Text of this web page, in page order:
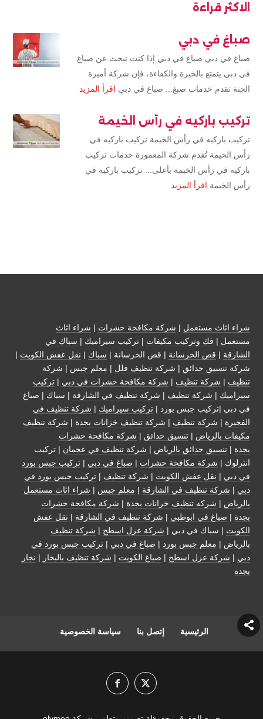
الاكثر قراءة
صباغ في دبي
صباغ في دبي صباغ في دبي إذا كنت تبحث عن صباغ
في دبي يتمتع بالخبرة والكفاءة، فإن شركة أميرة
الجنة تقدم خدمات صبغ... صباغ في دبي اقرأ المزيد
تركيب باركيه في رأس الخيمة
تركيب باركيه في رأس الخيمة تركيب باركيه في
رأس الخيمة تُقدم شركة المعمورة خدمات تركيب
باركيه في رأس الخيمة بأعلى... تركيب باركيه في
رأس الخيمة اقرأ المزيد
شراء اثاث مستعمل | شركة مكافحة حشرات | شراء اثاث
مستعمل | فك وتركيب مكيفات | تركيب سيراميك | سباك في
الشارقة | قص الخرسانة | قص الخرسانة | سباك | نقل عفش الكويت |
شركة تنسيق حدائق | شركة تنظيف فلل | معلم جبس | شركة
تنظيف | شركة تنظيف | شركة مكافحة حشرات في دبي | تركيب
سيراميك | شركة تنظيف | شركة تنظيف في الشارقة | سباك | صباغ
في دبي |تركيب جبس بورد | تركيب سيراميك | شركة تنظيف في
الفجيرة | شركة تنظيف | شركة تنظيف خزانات بجدة | شركة تنظيف
مكيفات بالرياض | تنسيق حدائق | شركة مكافحة حشرات
بجدة | تنسيق حدائق بالرياض | شركة تنظيف في عجمان | تركيب
انترلوك | شركة مكافحة حشرات | صباغ في دبي | تركيب جبس بورد
في دبي | نقل عفش الكويت | شركة تنظيف | تركيب جبس بورد في
دبي | شركة تنظيف في الشارقة | معلم جبس | شراء اثاث مستعمل
بالرياض | شركه تنظيف خزانات بجدة | شركة مكافحة حشرات
بجدة | صباغ في ابوظبي | شركة تنظيف في الشارقة | نقل عفش
الكويت | سباك في دبي | شركة عزل اسطح | شركة تنظيف
بالرياض | معلم جبس بورد | صباغ في دبي | تركيب جبس بورد في
دبي | شركة عزل اسطح | صباغ الكويت | شركة تنظيف بالبخار | نجار
بجدة
الرئيسية إتصل بنا سياسة الخصوصية